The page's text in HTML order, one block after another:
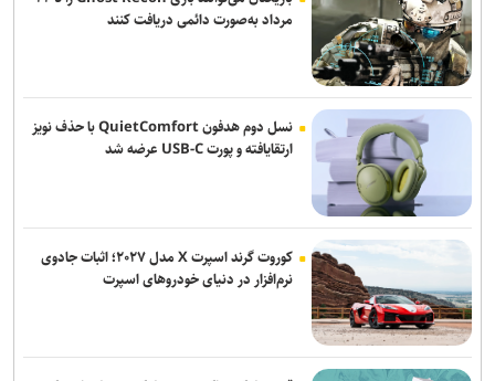
قالیباف: قلم، امتداد شمشیر عدالت و رسانه، سنگر پاسداری از حقیقت
است
تداوم تجمعات مردمی در میادین اصلی شهر تا اعلام نظر رهبری
روسیه: رقابت برای دبیرکلی سازمان ملل همچنان باز است
سی‌ان‌ان: فرماندهان آمریکایی به دنبال راه خروج از جنگ با ایران هستند
یورش صهیونیست‌ها به چند منطقه در کرانه باختری
زمان آن فرا رسیده که به خود متکی باشیم و برادری واقعی را در پیش
گیریم
مرداد به‌صورت دائمی دریافت کنند
نسل دوم هدفون QuietComfort با حذف نویز
ارتقایافته و پورت USB-C عرضه شد
کوروت گرند اسپرت X مدل ۲۰۲۷؛ اثبات جادوی
نرم‌افزار در دنیای خودروهای اسپرت